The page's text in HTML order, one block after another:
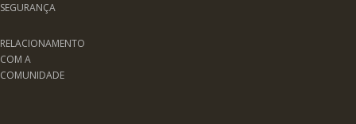
SEGURANÇA
RELACIONAMENTO
COM A
COMUNIDADE